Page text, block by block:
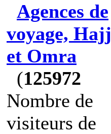
Agences de
voyage, Hajj
et Omra
(125972
Nombre de
visiteurs de